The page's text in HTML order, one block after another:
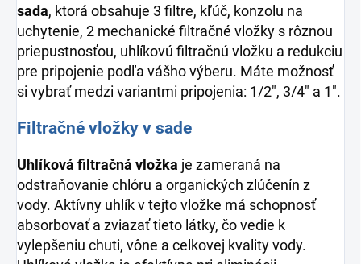
sada, ktorá obsahuje 3 filtre, kľúč, konzolu na
uchytenie, 2 mechanické filtračné vložky s rôznou
priepustnosťou, uhlíkovú filtračnú vložku a redukciu
pre pripojenie podľa vášho výberu. Máte možnosť
si vybrať medzi variantmi pripojenia: 1/2", 3/4" a 1".
Filtračné vložky v sade
Uhlíková filtračná vložka je zameraná na
odstraňovanie chlóru a organických zlúčenín z
vody. Aktívny uhlík v tejto vložke má schopnosť
absorbovať a zviazať tieto látky, čo vedie k
vylepšeniu chuti, vône a celkovej kvality vody.